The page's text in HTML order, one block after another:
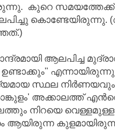
കുറെ
ആലപിച്ച
ഉണ്ടാക്കും''
സ്ഥല നിര്‍ണയവും
അക്കാലത്ത്
നിറയെ